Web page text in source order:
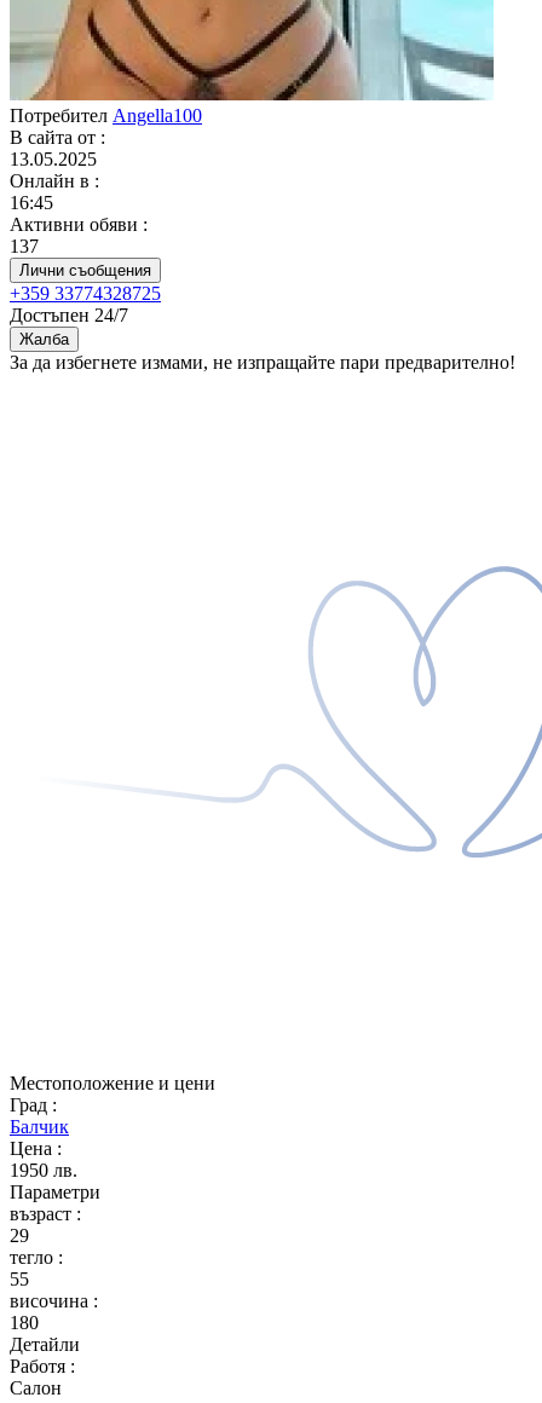
Потребител Angella100
В сайта от :
13.05.2025
Онлайн в :
16:45
Активни обяви :
137
Лични съобщения
+359 33774328725
Достъпен 24/7
Жалба
За да избегнете измами, не изпращайте пари предварително!
Местоположение и цени
Град :
Балчик
Цена :
1950 лв.
Параметри
възраст :
29
тегло :
55
височина :
180
Детайли
Работя :
Салон